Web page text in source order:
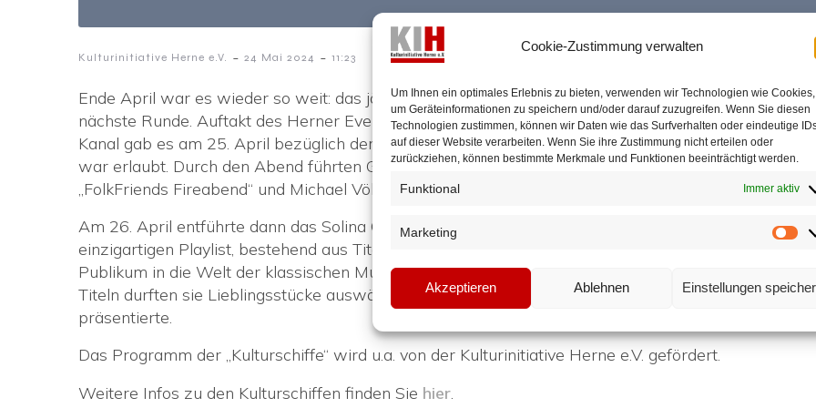
Cookie-Zustimmung verwalten
Um Ihnen ein optimales Erlebnis zu bieten, verwenden wir Technologien wie Cookies,
um Geräteinformationen zu speichern und/oder darauf zuzugreifen. Wenn Sie diesen
Technologien zustimmen, können wir Daten wie das Surfverhalten oder eindeutige
auf dieser Website verarbeiten. Wenn Sie ihre Zustimmung nicht erteilen oder
zurückziehen, können bestimmte Merkmale und Funktionen beeinträchtigt werden.
Funktional Immer aktiv
Marketing
Akzeptieren Ablehnen Einstellungen
Kulturinitiative Herne e.V. - 24 Mai 2024 - 11:23
Ende April war es wieder so weit: das jährliche musikalische Spektakel „Kulturschiffe“ startete in die
nächste Runde. Auftakt des Herner Events bildeten die „FolkFriends On Tour“. Auf dem Rhein-
Kanal gab es am 25. April bezüglich der Instrumente und der Folkrichtungen keine
war erlaubt. Durch den Abend führten Günther Bargel, langjähriger Organisator der offenen Bühne
„FolkFriends Fireabend“ und Michael Völkel, Herner Gitarrist und Allroundmusiker.
Am 26. April entführte dann das Solina Cello Ensemble mit dem warmen Klang ihrer zwei Celli und
einzigartigen Playlist, bestehend aus Titeln wie „Hallelujah“, „Smile“ oder „Nothing Else Matters“, das
Publikum in die Welt der klassischen Musik. Im zweiten Teil hatte das Publikum dann das Sagen.
Titeln durften sie Lieblingsstücke auswählen, die das Ensemble dann in einem einzigartigen Konzert
präsentierte.
Das Programm der „Kulturschiffe“ wird u.a. von der Kulturinitiative Herne e.V. gefördert.
Weitere Infos zu den Kulturschiffen finden Sie hier.